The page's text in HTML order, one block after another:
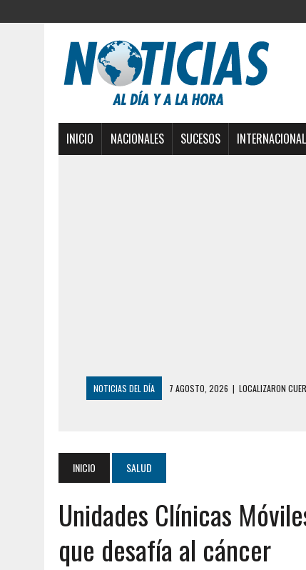
INICIO NACIONALES SUCESOS
NOTICIAS DEL DÍA 6 AGOSTO, 2026 | MISTERIOSA
5 AGOSTO, 2026 | HORROR EN BARINAS: UN HOMBRE
3 AGOSTO, 2026
| LA INCREÍBLE FORMA EN LA QUE
EDIFICIO PETUNIA
7 AGOSTO, 2026
FUGA DE GAS GENERÓ EXPLOSIÓN EN
INICIO SALUD
Unidades Clínicas
que desafía al cáncer